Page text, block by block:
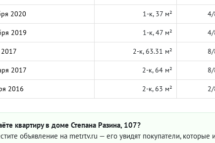
2020 1-к, 37 м² 4/
2019 1-к, 47 м² 4/
2-к, 63.31 м²
2017 2-к, 64 м²
2016 2-к, 63 м²
квартиру в доме Степана Разина, 107?
объявление на metrtv.ru — его увидят покупатели,